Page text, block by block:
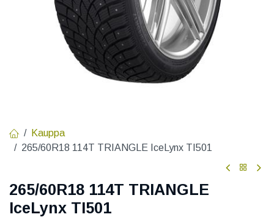
Kauppa
265/60R18 114T TRIANGLE IceLynx TI501
265/60R18 114T TRIANGLE
IceLynx TI501